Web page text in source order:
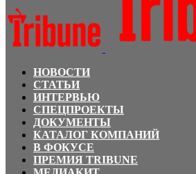
НОВОСТИ
СТАТЬИ
ИНТЕРВЬЮ
СПЕЦПРОЕКТЫ
ДОКУМЕНТЫ
КАТАЛОГ КОМПАНИЙ
В ФОКУСЕ
ПРЕМИЯ TRIBUNE